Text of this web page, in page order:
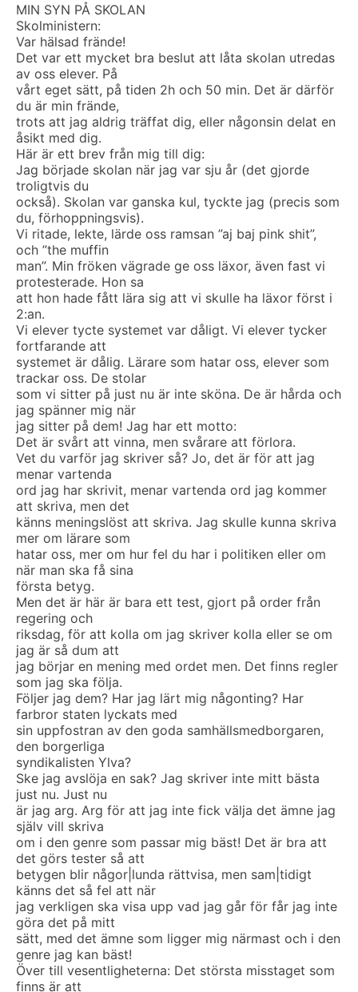
MIN SYN PÅ SKOLAN
Skolministern:
Var hälsad frände!
Det var ett mycket bra beslut att låta skolan utredas
av oss elever. På
vårt eget sätt, på tiden 2h och 50 min. Det är därför
du är min frände,
trots att jag aldrig träffat dig, eller någonsin delat en
åsikt med dig.
Här är ett brev från mig till dig:
Jag började skolan när jag var sju år (det gjorde
troligtvis du
också). Skolan var ganska kul, tyckte jag (precis som
du, förhoppningsvis).
Vi ritade, lekte, lärde oss ramsan ”aj baj pink shit”,
och ”the muffin
man”. Min fröken vägrade ge oss läxor, även fast vi
protesterade. Hon sa
att hon hade fått lära sig att vi skulle ha läxor först i
2:an.
Vi elever tycte systemet var dåligt. Vi elever tycker
fortfarande att
systemet är dålig. Lärare som hatar oss, elever som
trackar oss. De stolar
som vi sitter på just nu är inte sköna. De är hårda och
jag spänner mig när
jag sitter på dem! Jag har ett motto:
Det är svårt att vinna, men svårare att förlora.
Vet du varför jag skriver så? Jo, det är för att jag
menar vartenda
ord jag har skrivit, menar vartenda ord jag kommer
att skriva, men det
känns meningslöst att skriva. Jag skulle kunna skriva
mer om lärare som
hatar oss, mer om hur fel du har i politiken eller om
när man ska få sina
första betyg.
Men det är här är bara ett test, gjort på order från
regering och
riksdag, för att kolla om jag skriver kolla eller se om
jag är så dum att
jag börjar en mening med ordet men. Det finns regler
som jag ska följa.
Följer jag dem? Har jag lärt mig någonting? Har
farbror staten lyckats med
sin uppfostran av den goda samhällsmedborgaren,
den borgerliga
syndikalisten Ylva?
Ske jag avslöja en sak? Jag skriver inte mitt bästa
just nu. Just nu
är jag arg. Arg för att jag inte fick välja det ämne jag
själv vill skriva
om i den genre som passar mig bäst! Det är bra att
det görs tester så att
betygen blir någor|lunda rättvisa, men sam|tidigt
känns det så fel att när
jag verkligen ska visa upp vad jag går för får jag inte
göra det på mitt
sätt, med det ämne som ligger mig närmast och i den
genre jag kan bäst!
Över till vesentligheterna: Det största misstaget som
finns är att